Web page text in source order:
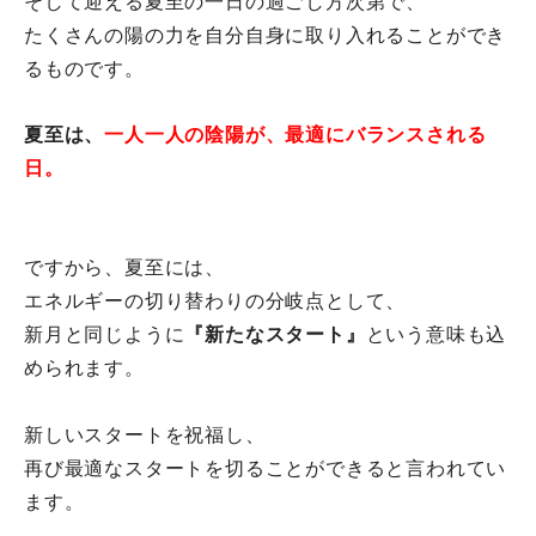
たくさんの陽の力を自分自身に取り入れることができ
るものです。
夏至は、一人一人の陰陽が、最適にバランスされる
日。
ですから、夏至には、
エネルギーの切り替わりの分岐点として、
新月と同じように
『新たなスタート』
という意味も込
められます。
新しいスタートを祝福し、
再び最適なスタートを切ることができると言われてい
ます。